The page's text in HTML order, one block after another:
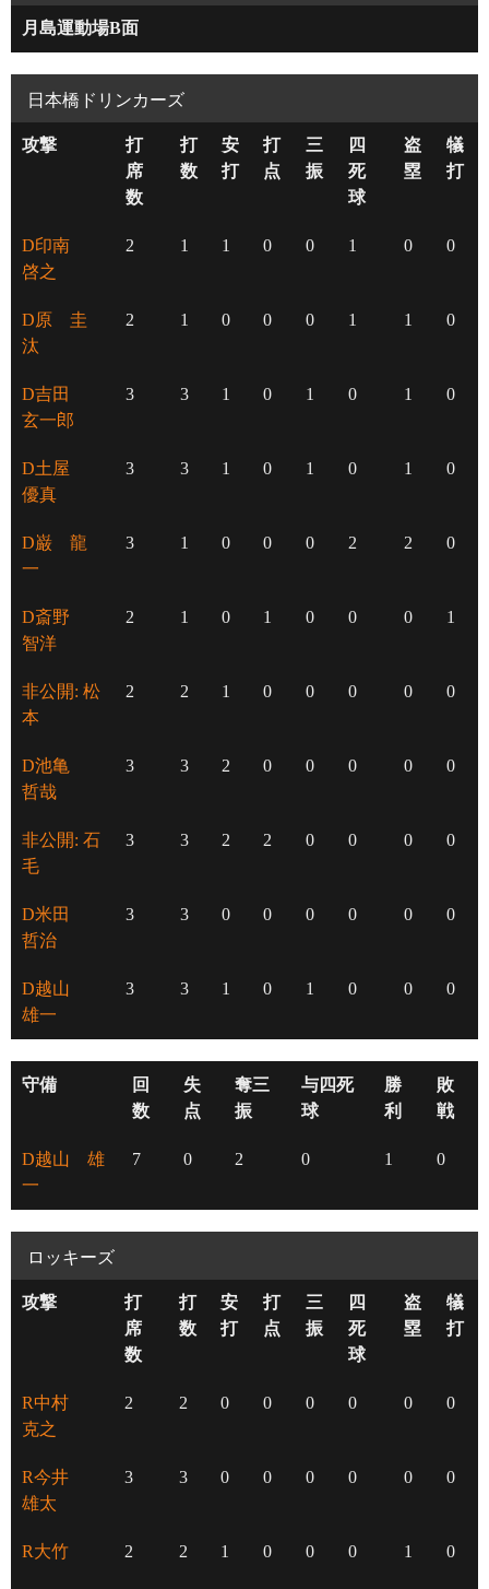
月島運動場B面
日本橋ドリンカーズ
攻撃
打
席
数
打
数
安
打
打
点
三
振
四
死
球
盗
塁
犠
打
D印南
啓之
2 1 1 0 0 1 0 0
D原 圭
汰
2 1 0 0 0 1 1 0
D吉田
玄一郎
3 3 1 0 1 0 1 0
D土屋
優真
3 3 1 0 1 0 1 0
D巌 龍
一
3 1 0 0 0 2 2 0
D斎野
智洋
2 1 0 1 0 0 0 1
非公開: 松
本
2 2 1 0 0 0 0 0
D池亀
哲哉
3 3 2 0 0 0 0 0
非公開: 石
毛
3 3 2 2 0 0 0 0
D米田
哲治
3 3 0 0 0 0 0 0
D越山
雄一
3 3 1 0 1 0 0 0
守備
回
数
失
点
奪三
振
与四死
球
勝
利
敗
戦
D越山 雄
一
7 0 2 0 1 0
ロッキーズ
攻撃
打
席
数
打
数
安
打
打
点
三
振
四
死
球
盗
塁
犠
打
R中村
克之
2 2 0 0 0 0 0 0
R今井
雄太
3 3 0 0 0 0 0 0
R大竹 2 2 1 0 0 0 1 0